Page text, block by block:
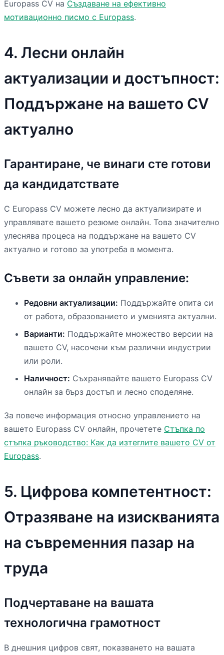
Europass CV на Създаване на ефективно
мотивационно писмо с Europass.
4. Лесни онлайн
актуализации и достъпност:
Поддържане на вашето CV
актуално
Гарантиране, че винаги сте готови
да кандидатствате
С Europass CV можете лесно да актуализирате и
управлявате вашето резюме онлайн. Това значително
улеснява процеса на поддържане на вашето CV
актуално и готово за употреба в момента.
Съвети за онлайн управление:
Редовни актуализации: Поддържайте опита си
от работа, образованието и уменията актуални.
Варианти: Поддържайте множество версии на
вашето CV, насочени към различни индустрии
или роли.
Наличност: Съхранявайте вашето Europass CV
онлайн за бърз достъп и лесно споделяне.
За повече информация относно управлението на
вашето Europass CV онлайн, прочетете Стъпка по
стъпка ръководство: Как да изтеглите вашето CV от
Europass.
5. Цифрова компетентност:
Отразяване на изискванията
на съвременния пазар на
труда
Подчертаване на вашата
технологична грамотност
В днешния цифров свят, показването на вашата